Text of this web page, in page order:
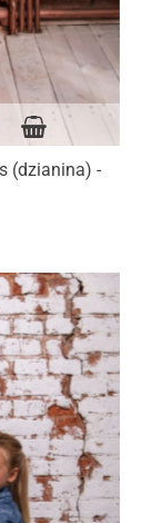
(dzianina) -